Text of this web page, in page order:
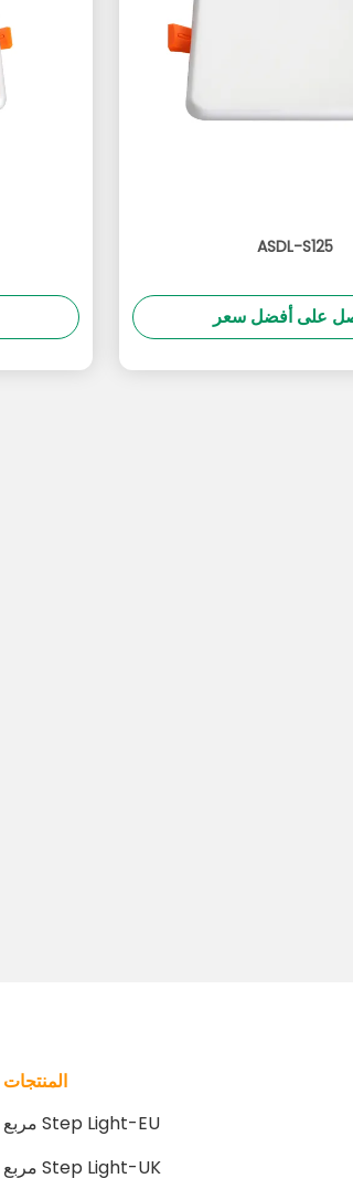
ASDL-S125
على أفضل سعر
المنتجات
مربع Step Light-EU
مربع Step Light-UK